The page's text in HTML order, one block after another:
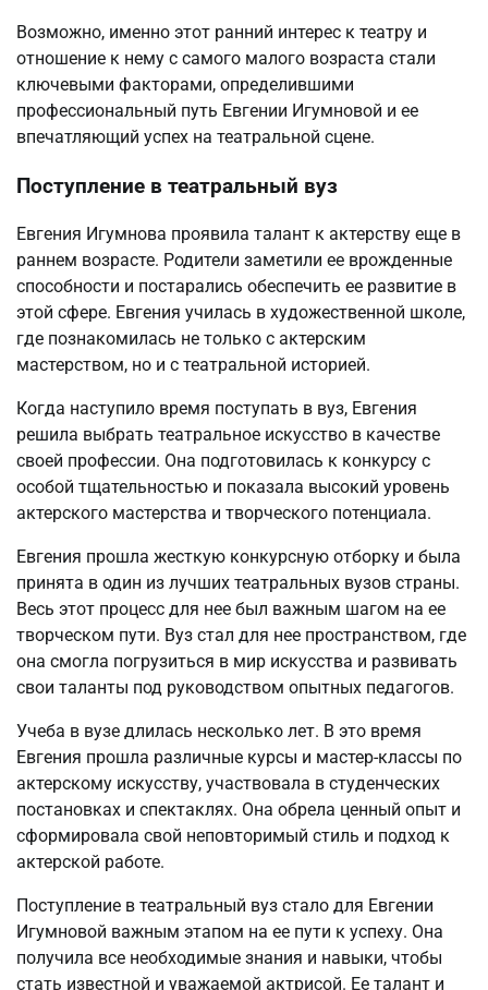
Возможно, именно этот ранний интерес к театру и
отношение к нему с самого малого возраста стали
ключевыми факторами, определившими
профессиональный путь Евгении Игумновой и ее
впечатляющий успех на театральной сцене.
Поступление в театральный вуз
Евгения Игумнова проявила талант к актерству еще в
раннем возрасте. Родители заметили ее врожденные
способности и постарались обеспечить ее развитие в
этой сфере. Евгения училась в художественной школе,
где познакомилась не только с актерским
мастерством, но и с театральной историей.
Когда наступило время поступать в вуз, Евгения
решила выбрать театральное искусство в качестве
своей профессии. Она подготовилась к конкурсу с
особой тщательностью и показала высокий уровень
актерского мастерства и творческого потенциала.
Евгения прошла жесткую конкурсную отборку и была
принята в один из лучших театральных вузов страны.
Весь этот процесс для нее был важным шагом на ее
творческом пути. Вуз стал для нее пространством, где
она смогла погрузиться в мир искусства и развивать
свои таланты под руководством опытных педагогов.
Учеба в вузе длилась несколько лет. В это время
Евгения прошла различные курсы и мастер-классы по
актерскому искусству, участвовала в студенческих
постановках и спектаклях. Она обрела ценный опыт и
сформировала свой неповторимый стиль и подход к
актерской работе.
Поступление в театральный вуз стало для Евгении
Игумновой важным этапом на ее пути к успеху. Она
получила все необходимые знания и навыки, чтобы
стать известной и уважаемой актрисой. Ее талант и